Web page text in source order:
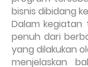
bisnis dibidang
Dalam
penuh dari
yang dilakukan
menjelaskan